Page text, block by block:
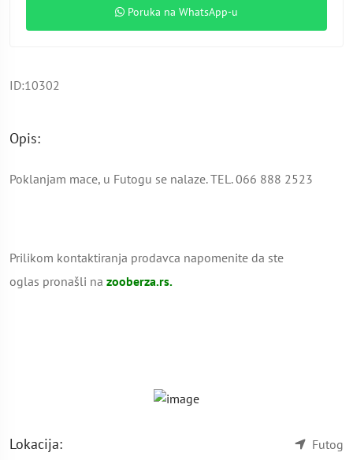
Poruka na WhatsApp-u
ID:10302
Opis:
Poklanjam mace, u Futogu se nalaze. TEL. 066 888 2523
Prilikom kontaktiranja prodavca napomenite da ste
oglas pronašli na zooberza.rs.
Lokacija: Futog